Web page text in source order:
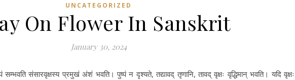
UNCATEGORIZED
On Flower In Sanskrit
January 30, 2024
सम्भवति संसारवृक्षस्य प्रमुखं अंशं भवति। पुष्पं न दृश्यते, तद्यावद् तृणानि, तावद् वृक्षः वृद्धिमान् भवति। यदि वृक्षः